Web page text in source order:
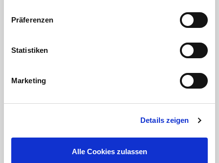
Präferenzen
Statistiken
Marketing
Details zeigen
Alle Cookies zulassen
die Gewindekennung - oder warum 1" eben keine 25,4mm sind
abdichten und verbinden von Kunststoffgewinden
chemische Beständigkeit von Kunststoffen
DOWNLOAD
äußere Merkmale von Spritzgussfittings